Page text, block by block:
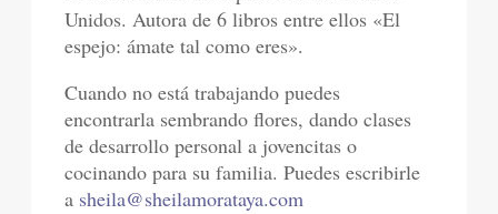
Unidos. Autora de 6 libros entre ellos «El
espejo: ámate tal como eres».
Cuando no está trabajando puedes
encontrarla sembrando flores, dando clases
de desarrollo personal a jovencitas o
cocinando para su familia. Puedes escribirle
a sheila@sheilamorataya.com